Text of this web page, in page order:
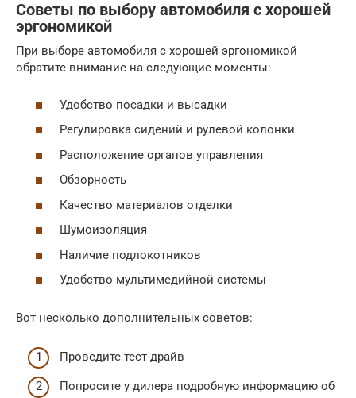
Советы по выбору автомобиля с хорошей
эргономикой
При выборе автомобиля с хорошей эргономикой
обратите внимание на следующие моменты:
Удобство посадки и высадки
Регулировка сидений и рулевой колонки
Расположение органов управления
Обзорность
Качество материалов отделки
Шумоизоляция
Наличие подлокотников
Удобство мультимедийной системы
Вот несколько дополнительных советов:
Проведите тест-драйв
Попросите у дилера подробную информацию об